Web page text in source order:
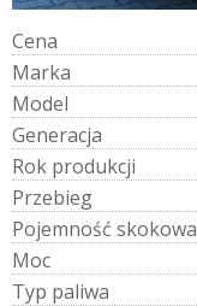
Cena
Marka
Model
Generacja
Rok produkcji
Przebieg
Pojemność skokowa
Moc
Typ paliwa